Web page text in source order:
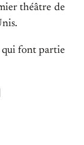
théâtre de
qui font partie